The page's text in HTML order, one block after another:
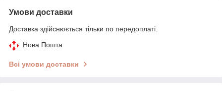
Умови доставки
Доставка здійснюється тільки по передоплаті.
Нова Пошта
Всі умови доставки